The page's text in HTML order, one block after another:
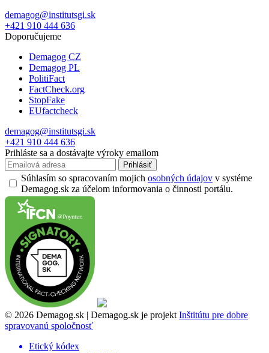
demagog@institutsgi.sk
+421 910 444 636
Doporučujeme
Demagog CZ
Demagog PL
PolitiFact
FactCheck.org
StopFake
EUfactcheck
demagog@institutsgi.sk
+421 910 444 636
Prihláste sa a dostávajte výroky emailom
Prihlásiť
Súhlasím so spracovaním mojich osobných údajov v systéme
Demagog.sk za účelom informovania o činnosti portálu.
© 2026 Demagog.sk | Demagog.sk je projekt Inštitútu pre dobre
spravovanú spoločnosť
Etický kódex